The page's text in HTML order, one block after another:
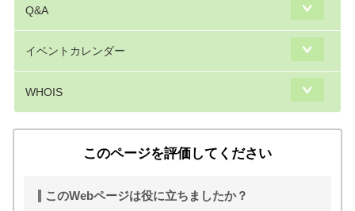
Q&A
イベントカレンダー
WHOIS
このページを評価してください
このWebページは役に立ちましたか？